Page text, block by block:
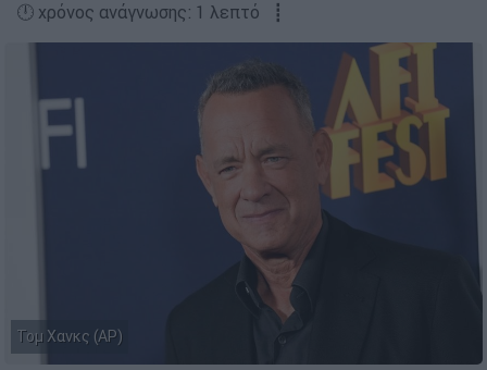
🕛 χρόνος ανάγνωσης: 1 λεπτό ┋
Τομ Χανκς (AP)